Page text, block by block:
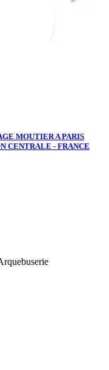
MOUTIER A PARIS
CENTRALE - FRANCE